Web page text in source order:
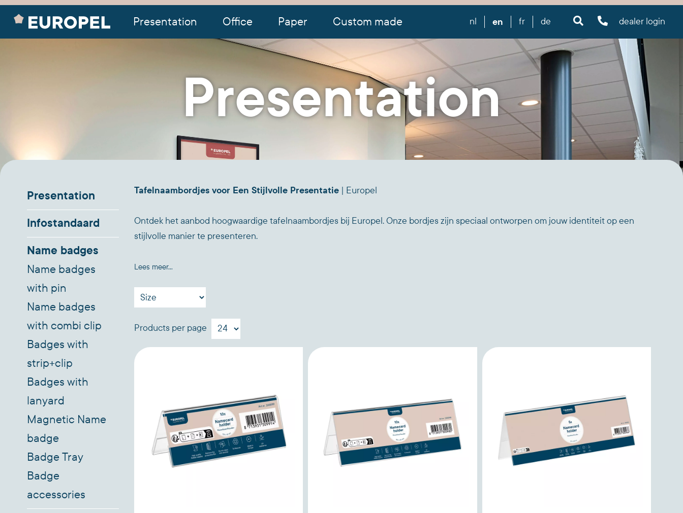
Presentation Office Paper Custom made nl en fr de dealer login
Presentation
Presentation
Infostandaard
Name badges
Name badges
with pin
Name badges
with combi clip
Badges with
strip+clip
Badges with
lanyard
Magnetic Name
badge
Badge Tray
Badge
accessories
Tafelnaambordjes voor Een Stijlvolle Presentatie | Europel
Ontdek het aanbod hoogwaardige tafelnaambordjes bij Europel. Onze bordjes zijn speciaal ontworpen om jouw identiteit op een
stijlvolle manier te presenteren.
Lees meer...
Products per page